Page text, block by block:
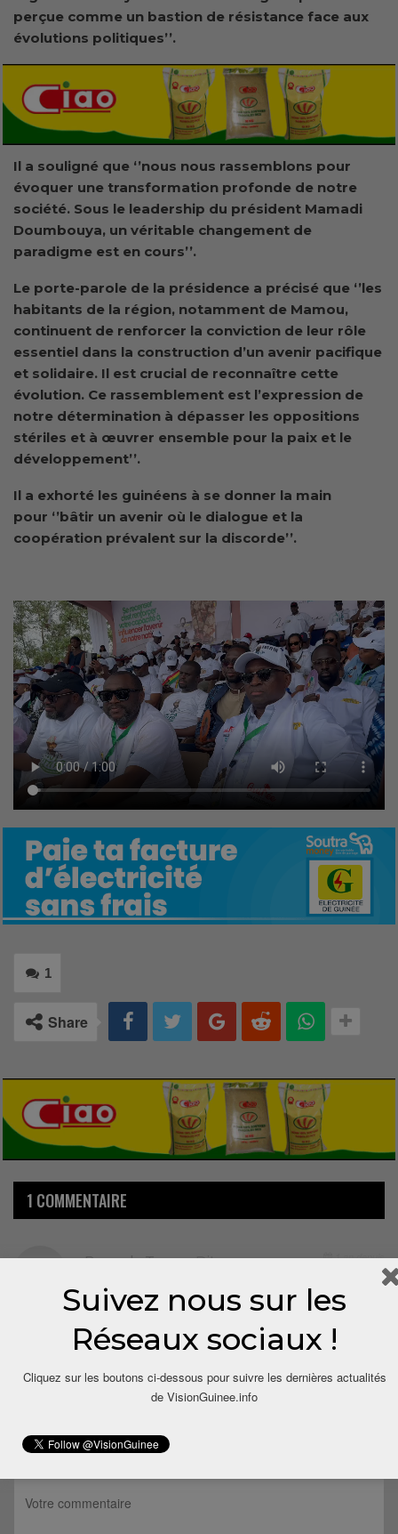
perçue comme un bastion de résistance face aux
évolutions politiques’’.
Il a souligné que ‘’nous nous rassemblons pour
évoquer une transformation profonde de notre
société. Sous le leadership du président Mamadi
Doumbouya, un véritable changement de
paradigme est en cours’’.
Le porte-parole de la présidence a précisé que ‘’les
habitants de la région, notamment de Mamou,
continuent de renforcer la conviction de leur rôle
essentiel dans la construction d’un avenir pacifique
et solidaire. Il est crucial de reconnaître cette
évolution. Ce rassemblement est l’expression de
notre détermination à dépasser les oppositions
stériles et à œuvrer ensemble pour la paix et le
développement’’.
Il a exhorté les guinéens à se donner la main
pour ‘’bâtir un avenir où le dialogue et la
coopération prévalent sur la discorde’’.
1
Share
1 COMMENTAIRE
Bangaly TraoreDit 1 an depuis
Souare un predateur bandit reaponsable de l’echec du
football Guineen depuis son passage sombre a la tete de
la federation guineenne du football.
Répondre
Votre adresse email ne sera pas publiée.
Suivez nous sur les
Réseaux sociaux !
Cliquez sur les boutons ci-dessous pour suivre les dernières actualités
de VisionGuinee.info